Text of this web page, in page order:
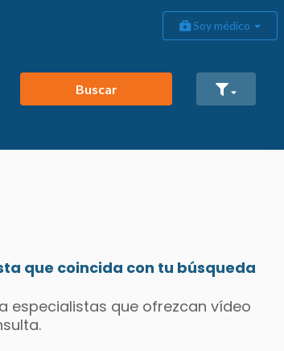
Soy médico
Buscar
que coincida con tu búsqueda
especialistas que ofrezcan vídeo